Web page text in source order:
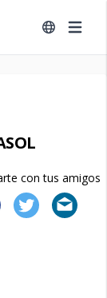
con tus amigos